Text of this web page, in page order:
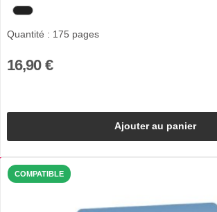
Quantité : 175 pages
16,90 €
Ajouter au panier
COMPATIBLE